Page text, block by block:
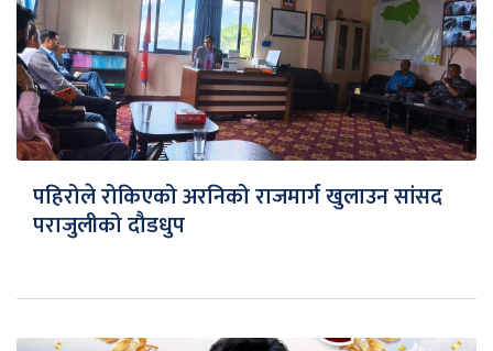
पहिरोले रोकिएको अरनिको राजमार्ग खुलाउन सांसद
पराजुलीको दौडधुप